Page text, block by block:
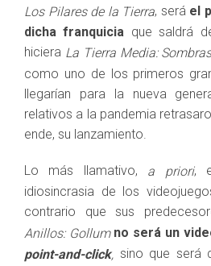
Los Pilares de la Tierra, será el
dicha franquicia que saldrá
hiciera La Tierra Media:
como uno de los primeros
llegarían para la nueva
relativos a la pandemia
ende, su lanzamiento.
Lo más llamativo, a priori,
idiosincrasia de los
contrario que sus
Anillos: Gollum no será un
point-and-click, sino que será